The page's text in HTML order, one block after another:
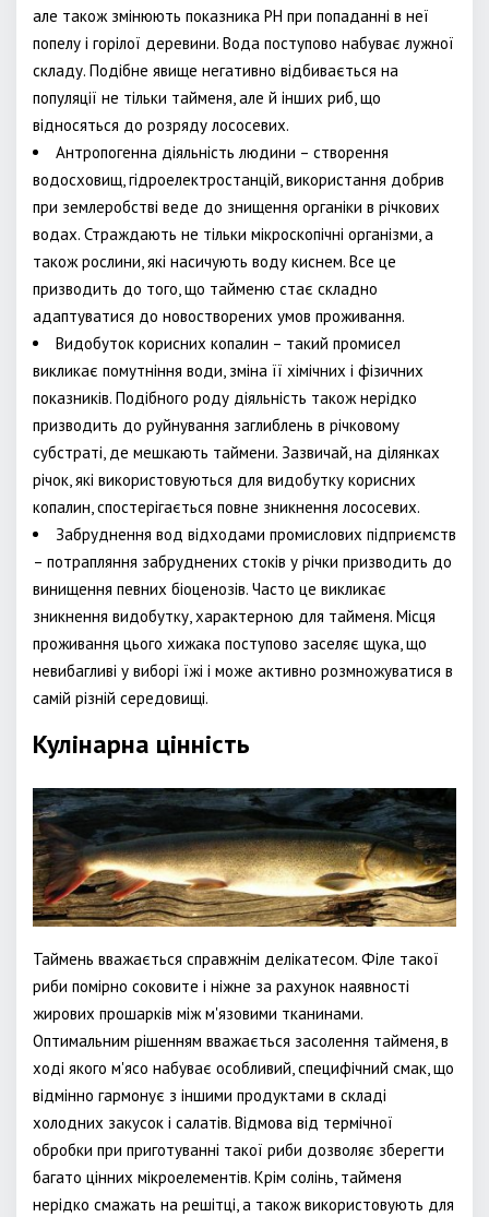
але також змінюють показника РН при попаданні в неї
попелу і горілої деревини. Вода поступово набуває лужної
складу. Подібне явище негативно відбивається на
популяції не тільки тайменя, але й інших риб, що
відносяться до розряду лососевих.
Антропогенна діяльність людини – створення
водосховищ, гідроелектростанцій, використання добрив
при землеробстві веде до знищення органіки в річкових
водах. Страждають не тільки мікроскопічні організми, а
також рослини, які насичують воду киснем. Все це
призводить до того, що тайменю стає складно
адаптуватися до новостворених умов проживання.
Видобуток корисних копалин – такий промисел
викликає помутніння води, зміна її хімічних і фізичних
показників. Подібного роду діяльність також нерідко
призводить до руйнування заглиблень в річковому
субстраті, де мешкають таймени. Зазвичай, на ділянках
річок, які використовуються для видобутку корисних
копалин, спостерігається повне зникнення лососевих.
Забруднення вод відходами промислових підприємств
– потрапляння забруднених стоків у річки призводить до
винищення певних біоценозів. Часто це викликає
зникнення видобутку, характерною для тайменя. Місця
проживання цього хижака поступово заселяє щука, що
невибагливі у виборі їжі і може активно розмножуватися в
самій різній середовищі.
Кулінарна цінність
Таймень вважається справжнім делікатесом. Філе такої
риби помірно соковите і ніжне за рахунок наявності
жирових прошарків між м'язовими тканинами.
Оптимальним рішенням вважається засолення тайменя, в
ході якого м'ясо набуває особливий, специфічний смак, що
відмінно гармонує з іншими продуктами в складі
холодних закусок і салатів. Відмова від термічної
обробки при приготуванні такої риби дозволяє зберегти
багато цінних мікроелементів. Крім солінь, тайменя
нерідко смажать на решітці, а також використовують для